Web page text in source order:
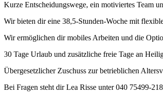
Kurze Entscheidungswege, ein motiviertes Team
Wir bieten dir eine 38,5-Stunden-Woche mit
Wir ermöglichen dir mobiles Arbeiten und die
30 Tage Urlaub und zusätzliche freie Tage an
Übergesetzlicher Zuschuss zur betrieblichen
Bei Fragen steht dir Lea Risse unter 040 75499-